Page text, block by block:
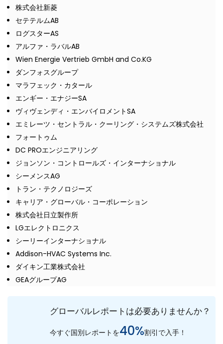
株式会社新菱
セテテルムAB
ログスターAS
アルファ・ラバルAB
Wien Energie Vertrieb GmbH and Co.KG
ダンフォスグループ
マラフェック・カタール
エンギー・エナジーSA
ヴィヴェンディ・エンバイロメントSA
エミレーツ・セントラル・クーリング・システムズ株式会社
フォートゥム
DC PROエンジニアリング
ジョンソン・コントロールズ・インターナショナル
シーメンスAG
トラン・テクノロジーズ
キャリア・グローバル・コーポレーション
株式会社日立製作所
LGエレクトロニクス
シーリーインターナショナル
Addison-HVAC Systems Inc.
ダイキン工業株式会社
GEAグループAG
グローバルレポートは必要ありませんか？
今すぐ国別レポートを40%割引で入手！